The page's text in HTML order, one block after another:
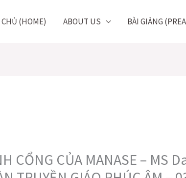
(HOME) ABOUT US BÀI GIẢNG
CỔNG CỦA MANASE – MS